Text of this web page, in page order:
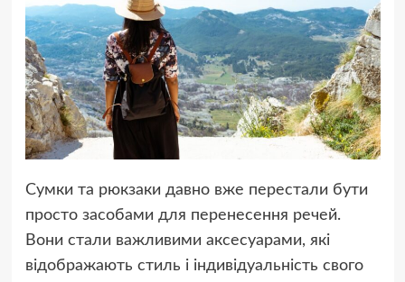
Сумки та рюкзаки давно вже перестали бути
просто засобами для перенесення речей.
Вони стали важливими аксесуарами, які
відображають стиль і індивідуальність свого